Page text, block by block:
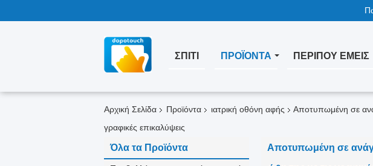
ΣΠΊΤΙ ΠΡΟΪΌΝΤΑ ΠΕΡΊΠΟΥ ΕΜΕΊΣ
Αρχική Σελίδα Προϊόντα ιατρική οθόνη αφής
Αποτυπωμένη σε
γραφικές επικαλύψεις
Όλα τα Προϊόντα
Αποτυπωμένη σε